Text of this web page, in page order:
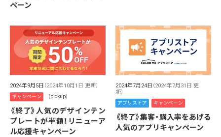
ペーン
2024年9月5日 （2024年10月1日 更新）
キャンペーン （pickup）
《終了》人気のデザインテン
プレートが半額！リニューア
ル応援キャンペーン
2024年7月24日 （2024年7月31日 更
新）
アプリストア キャンペーン
《終了》集客・購入率をあげる
人気のアプリキャンペーン